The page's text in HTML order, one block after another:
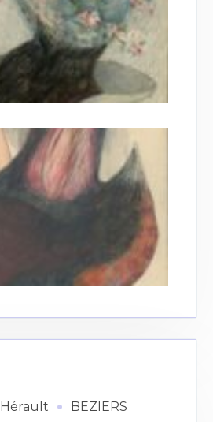
Hérault · BEZIERS